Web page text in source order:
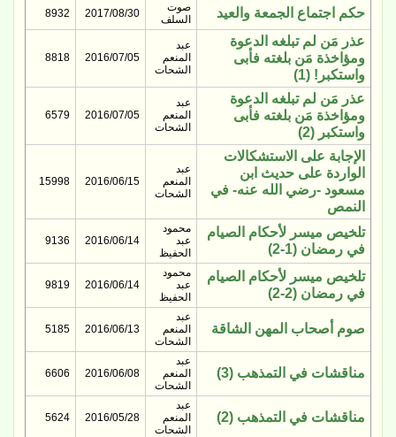
حكم اجتماع الجمعة والعيد
صوت
السلف
2017/08/30
8932
عذر مَن لم تبلغه الدعوة
ومؤاخذة مَن بلغته فأبى
واستكبر! (1)
عبد
المنعم
الشحات
2016/07/05
8818
عذر مَن لم تبلغه الدعوة
ومؤاخذة مَن بلغته فأبى
واستكبر (2)
عبد
المنعم
الشحات
2016/07/05
6579
الإجابة على الاستشكالات
الواردة على حديث ابن
مسعود -رضي الله عنه- في
النمص
عبد
المنعم
الشحات
2016/06/15
15998
تلخيص ميسر لأحكام الصيام
في رمضان (1-2)
محمود
عبد
الحفيظ
2016/06/14
9136
تلخيص ميسر لأحكام الصيام
في رمضان (2-2)
محمود
عبد
الحفيظ
2016/06/14
9819
صوم أصحاب المهن الشاقة
عبد
المنعم
الشحات
2016/06/13
5185
مناقشات في التمذهب (3)
عبد
المنعم
الشحات
2016/06/08
6606
مناقشات في التمذهب (2)
عبد
المنعم
الشحات
2016/05/28
5624